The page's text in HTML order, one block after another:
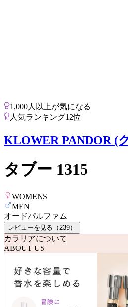
1,000人以上が気になる
人気ランキング12位
KLOWER PANDOR (
タブー 1315
WOMENS
MEN
オードパルファム
レビューを見る（ 239）
カラリアについて
ABOUT US